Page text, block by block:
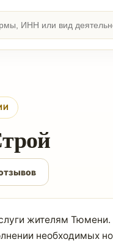
жителям
необходимых